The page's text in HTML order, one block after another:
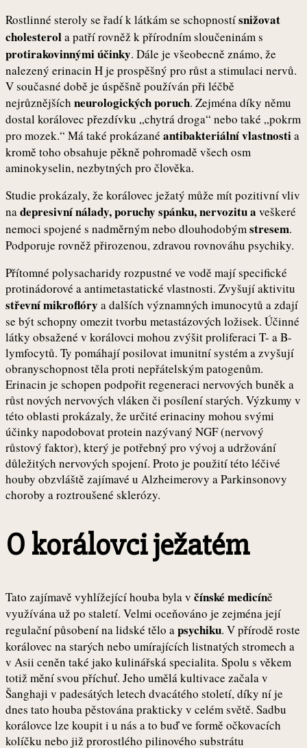
Rostlinné steroly se řadí k látkám se schopnostísnižovat
cholesterola patří rovněž k přírodním sloučeninám s
protirakovinnými účinky. Dále je všeobecně známo, že
nalezený erinacin H je prospěšný pro růst a stimulaci nervů.
V současné době je úspěšně používán při léčbě
nejrůznějších neurologických poruch. Zejména díky němu
dostal korálovec přezdívku „chytrá droga“ nebo také „pokrm
pro mozek.“ Má také prokázané antibakteriální vlastnostia
kromě toho obsahuje pěkně pohromadě všech osm
aminokyselin, nezbytných pro člověka.
Studie prokázaly, že korálovec ježatý může mít pozitivní vliv
nadepresivní nálady, poruchy spánku, nervozitu a veškeré
nemoci spojené s nadměrným nebo dlouhodobýmstresem.
Podporuje rovněž přirozenou, zdravou rovnováhu psychiky.
Přítomné polysacharidy rozpustné ve vodě mají specifické
protinádorové a antimetastatické vlastnosti. Zvyšují aktivitu
střevní mikroflóry a dalších významných imunocytů a zdají
se být schopny omezit tvorbu metastázových ložisek. Účinné
látky obsažené v korálovci mohou zvýšit proliferaci T- a B-
lymfocytů. Ty pomáhají posilovat imunitní systém a zvyšují
obranyschopnost těla proti nepřátelským patogenům.
Erinacin je schopen podpořit regeneraci nervových buněk a
růst nových nervových vláken či posílení starých. Výzkumy v
této oblasti prokázaly, že určité erinaciny mohou svými
účinky napodobovat protein nazývaný NGF (nervový
růstový faktor), který je potřebný pro vývoj a udržování
důležitých nervových spojení. Proto je použití této léčivé
houby obzvláště zajímavé u Alzheimerovy a Parkinsonovy
choroby a roztroušené sklerózy.
O korálovci ježatém
Tato zajímavě vyhlížející houba byla v čínské medicíně
využívána už po staletí. Velmi oceňováno je zejména její
regulační působení na lidské tělo a psychiku. V přírodě roste
korálovec na starých nebo umírajících listnatých stromech a
v Asii ceněn také jako kulinářská specialita. Spolu s věkem
totiž mění svou příchuť. Jeho umělá kultivace začala v
Šanghaji v padesátých letech dvacátého století, díky ní je
dnes tato houba pěstována prakticky v celém světě. Sadbu
korálovce lze koupit i u nás a to buď ve formě očkovacích
kolíčku nebo již prorostlého pilinového substrátu